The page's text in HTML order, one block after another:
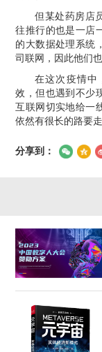
但某处药房店
往推行的也是一店
的大数据处理系统
司联网，因此他们
在这次疫情中
效，但也遇到不少
互联网切实地给一
依然有很长的路要走
分享到：